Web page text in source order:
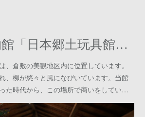
玩具の博物館「日本郷土玩具館」gangukan
、倉敷の美観地区内に位置しています。
、柳が悠々と風になびいています。当館
た時代から、この場所で商いをしてい…